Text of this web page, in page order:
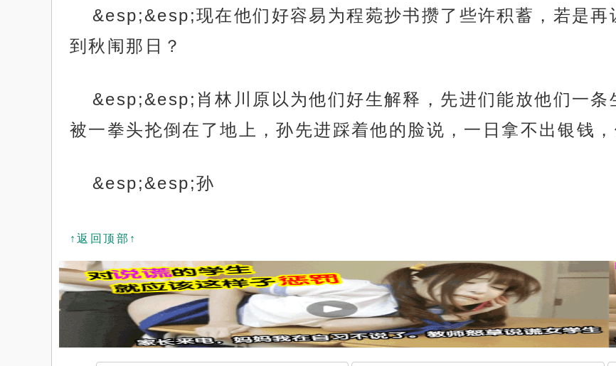
&esp;&esp;现在他们好容易为程菀抄书攒了些许积蓄，若是再
到秋闱那日？
&esp;&esp;肖林川原以为他们好生解释，先进们能放他们一条
被一拳头抡倒在了地上，孙先进踩着他的脸说，一日拿不出银钱，
&esp;&esp;孙
↑返回顶部↑